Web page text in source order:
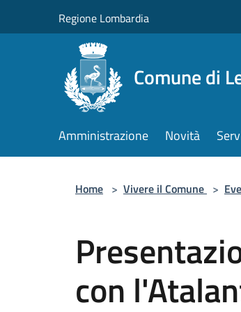
Regione Lombardia
Comune di
Amministrazione Novità
Home > Vivere il Comune >
con